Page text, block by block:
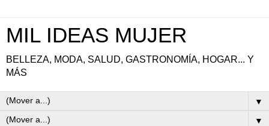
MIL IDEAS MUJER
BELLEZA, MODA, SALUD, GASTRONOMÍA, HOGAR... Y
MÁS
▼
▼